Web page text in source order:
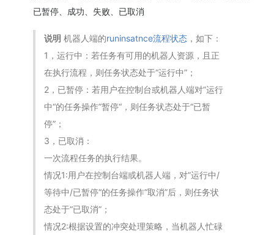
已暂停、成功、失败、已取消
说明 机器人端的runinsatnce流程状态，如下：
1，运行中：若任务有可用的机器人资源，且正
在执行流程，则任务状态处于“运行中”；
2，已暂停：若用户在控制台或机器人端对”运行
中“的任务操作”暂停“，则任务状态处于“已暂
停”；
3，已取消：
一次流程任务的执行结果。
情况1:用户在控制台端或机器人端，对”运行中/
等待中/已暂停“的任务操作“取消”后，则任务状
态处于“已取消”；
情况2:根据设置的冲突处理策略，当机器人忙碌